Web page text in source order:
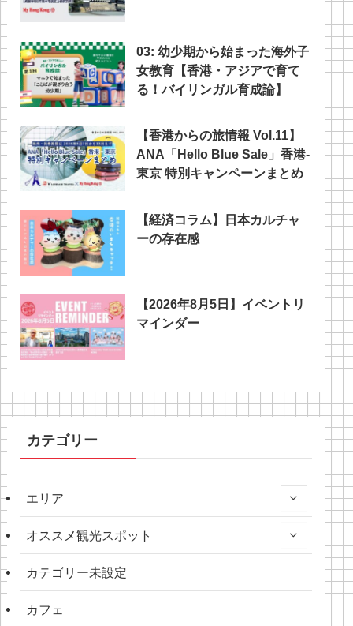
03: 幼少期から始まった海外子
女教育【香港・アジアで育て
る！バイリンガル育成論】
【香港からの旅情報 Vol.11】
ANA「Hello Blue Sale」香港‐
東京 特別キャンペーンまとめ
【経済コラム】日本カルチャ
ーの存在感
【2026年8月5日】イベントリ
マインダー
カテゴリー
エリア
オススメ観光スポット
カテゴリー未設定
カフェ